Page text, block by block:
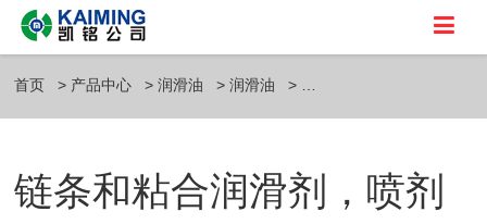
首页 产品中心 润滑油 润滑油
链条和粘合润滑剂，喷剂